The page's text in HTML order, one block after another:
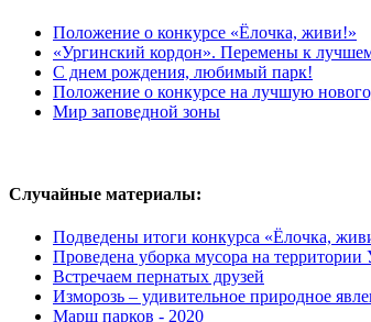
Положение о конкурсе «Ёлочка, живи!»
«Ургинский кордон». Перемены к
С днем рождения, любимый парк!
Положение о конкурсе на лучшую
Мир заповедной зоны
Случайные материалы:
Подведены итоги конкурса «Ёлочка,
Проведена уборка мусора на территории
Встречаем пернатых друзей
Изморозь – удивительное природное
Марш парков - 2020